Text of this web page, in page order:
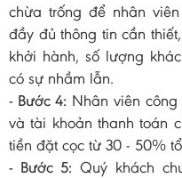
chừa trống để nhân
đầy đủ thông tin cần
khởi hành, số lượng
có sự nhầm lẫn.
- Bước 4: Nhân viên
và tài khoản thanh toán
tiền đặt cọc từ 30 - 50%
- Bước 5: Quý khách